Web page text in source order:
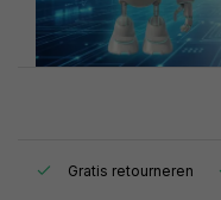
Gratis retourneren